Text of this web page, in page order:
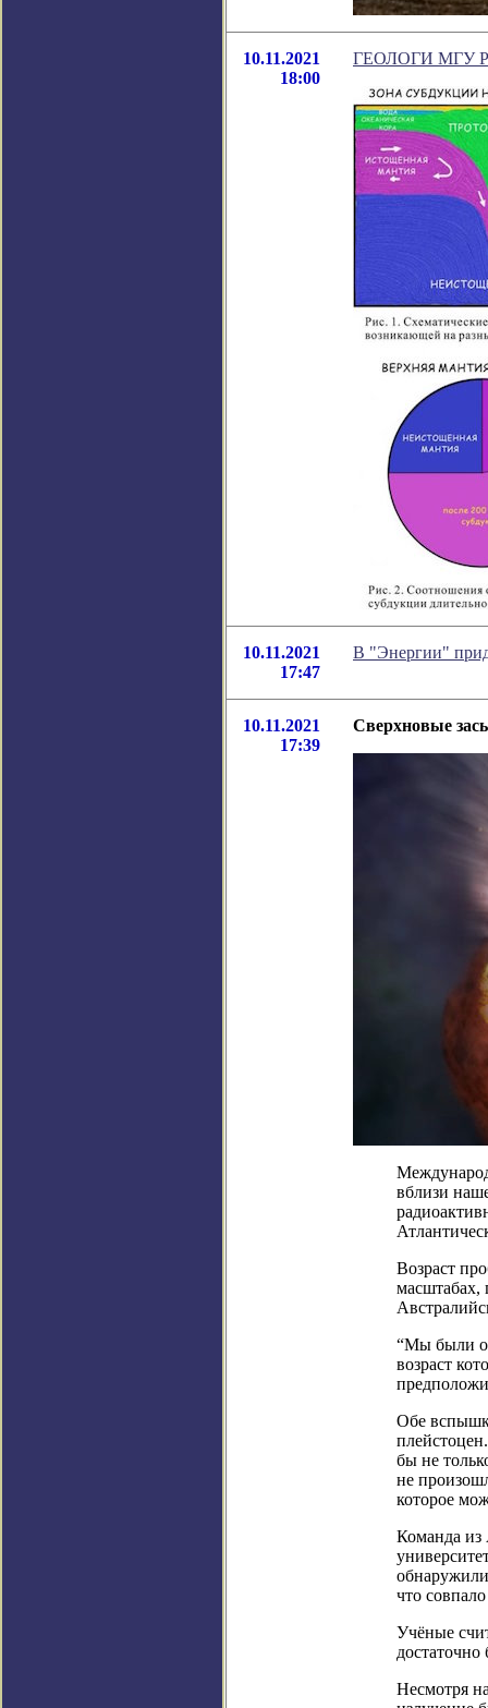
10.11.2021
18:00
ГЕОЛОГИ МГУ
10.11.2021
17:47
В "Энергии"
10.11.2021
17:39
Сверхновые
вблизи
Возраст
масштабах,
“Мы были
возраст
Обе
бы не
не
которое
Команда из
обнаружили
что
Учёные
Несмотря